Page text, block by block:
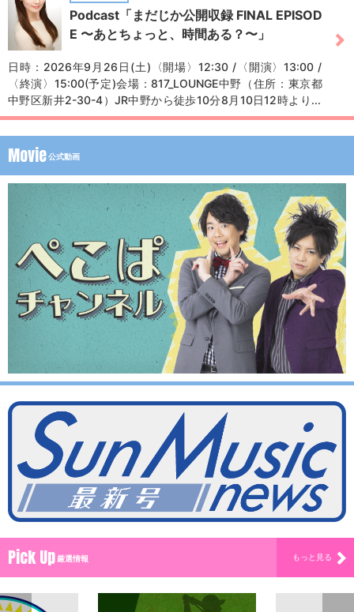
Podcast「まだじか公開収録 FINAL EPISOD
E 〜あとちょっと、時間ある？〜」
日時：2026年9月26日(土)〈開場〉12:30 /〈開演〉13:00 /
〈終演〉15:00(予定)会場：817_LOUNGE中野（住所：東京都
中野区新井2-30-4）JR中野から徒歩10分8月10日12時よりチ
ケット発売開始https://livepocket.jp/e/5q2dy
Movie公式動画
Pick Up 厳選情報 もっと見る